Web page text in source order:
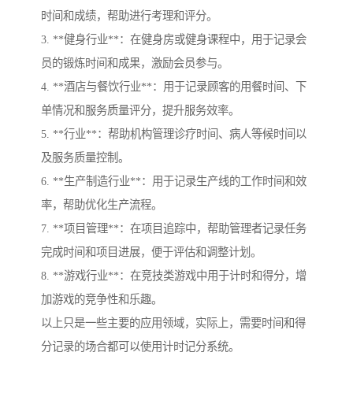
时间和成绩，帮助进行考理和评分。
3. **健身行业**：在健身房或健身课程中，用于记录会
员的锻炼时间和成果，激励会员参与。
4. **酒店与餐饮行业**：用于记录顾客的用餐时间、下
单情况和服务质量评分，提升服务效率。
5. **行业**：帮助机构管理诊疗时间、病人等候时间以
及服务质量控制。
6. **生产制造行业**：用于记录生产线的工作时间和效
率，帮助优化生产流程。
7. **项目管理**：在项目追踪中，帮助管理者记录任务
完成时间和项目进展，便于评估和调整计划。
8. **游戏行业**：在竞技类游戏中用于计时和得分，增
加游戏的竞争性和乐趣。
以上只是一些主要的应用领域，实际上，需要时间和得
分记录的场合都可以使用计时记分系统。